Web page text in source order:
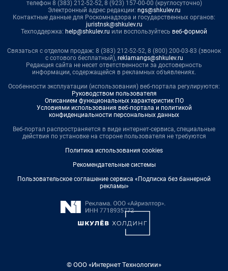
телефон 8 (383) 212-52-52, 8 (923) 157-00-00 (круглосуточно)
Электронный адрес редакции: ngs@shkulev.ru
Контактные данные для Роскомнадзора и государственных органов:
juristnsk@shkulev.ru
Техподдержка: help@shkulev.ru или воспользуйтесь веб-формой
Связаться с отделом продаж: 8 (383) 212-52-52, 8 (800) 200-03-83 (звонок
с сотового бесплатный), reklamangs@shkulev.ru
Редакция сайта не несет ответственности за достоверность
информации, содержащейся в рекламных объявлениях.
Особенности эксплуатации (использования) веб-портала регулируются:
Руководством пользователя
Описанием функциональных характеристик ПО
Условиями использования веб-портала и политикой
конфиденциальности персональных данных
Веб-портал распространяется в виде интернет-сервиса, специальные
действия по установке на стороне пользователя не требуются
Политика использования cookies
Рекомендательные системы
Пользовательское соглашение сервиса «Подписка без баннерной
рекламы»
© ООО «Интернет Технологии»